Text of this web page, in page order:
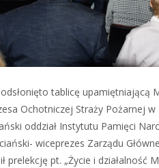
tablicę upamiętniającą
Ochotniczej Straży Pożarnej
oddział Instytutu Pamięci
wiceprezes Zarządu
pt. „Życie i działalność